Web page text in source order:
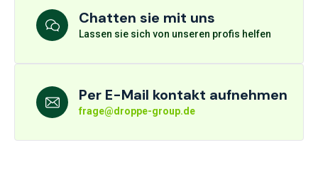
Chatten sie mit uns
Lassen sie sich von unseren profis helfen
Per E-Mail kontakt aufnehmen
frage@droppe-group.de